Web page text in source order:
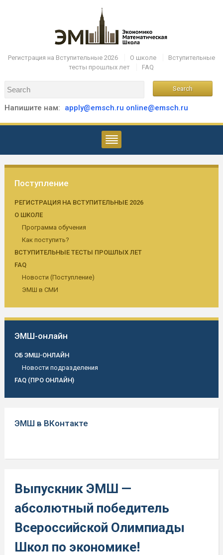
Регистрация на Вступительные 2026 О школе
Вступительные
тесты прошлых лет
FAQ
Напишите нам: apply@emsch.ru online@emsch.ru
Поступление
РЕГИСТРАЦИЯ НА ВСТУПИТЕЛЬНЫЕ 2026
О ШКОЛЕ
Программа обучения
Как поступить?
ВСТУПИТЕЛЬНЫЕ ТЕСТЫ ПРОШЛЫХ ЛЕТ
FAQ
Новости (Поступление)
ЭМШ в СМИ
ЭМШ-онлайн
ОБ ЭМШ-ОНЛАЙН
Новости подразделения
FAQ (ПРО ОНЛАЙН)
ЭМШ в ВКонтакте
Выпускник ЭМШ —
абсолютный победитель
Всероссийской Олимпиады
Школ по экономике!